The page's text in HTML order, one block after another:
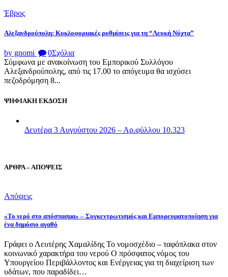
Έβρος
Αλεξανδρούπολη: Κυκλοφοριακές ρυθμίσεις για τη “Λευκή Νύχτα”
by gnomi 0Σχόλια
Σύμφωνα με ανακοίνωση του Εμπορικού Συλλόγου
Αλεξανδρούπολης, από τις 17.00 το απόγευμα θα ισχύσει
πεζοδρόμηση 8...
ΨΗΦΙΑΚΗ ΕΚΔΟΣΗ
Δευτέρα 3 Αυγούστου 2026 – Αρ.φύλλου 10.323
ΑΡΘΡΑ – ΑΠΟΨΕΙΣ
Απόψεις
«Το νερό στο απόσπασμα» – Συγκεντρωτισμός και Εμπορευματοποίηση για
ένα δημόσιο αγαθό
Γράφει ο Λευτέρης Χαμαλίδης Το νομοσχέδιο – ταφόπλακα στον
κοινωνικό χαρακτήρα του νερού Ο πρόσφατος νόμος του
Υπουργείου Περιβάλλοντος και Ενέργειας για τη διαχείριση των
υδάτων, που παραδίδει…